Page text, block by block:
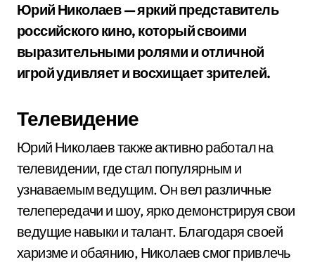
Юрий Николаев — яркий представитель
российского кино, который своими
выразительными ролями и отличной
игрой удивляет и восхищает зрителей.
Телевидение
Юрий Николаев также активно работал на
телевидении, где стал популярным и
узнаваемым ведущим. Он вел различные
телепередачи и шоу, ярко демонстрируя свои
ведущие навыки и талант. Благодаря своей
харизме и обаянию, Николаев смог привлечь